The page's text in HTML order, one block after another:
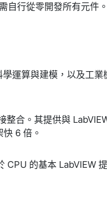
行從零開發所有元
運算與建模，以及工
合。其提供與
6 倍。
CPU 的基本 LabVIEW